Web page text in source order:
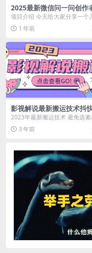
2025最新微信问一问创作
成计划，上手后批量矩阵
200+
项目介绍 今天给大家分享一个
没什么操作门槛的项目，是关
信问一问的，最近开...
1 年前
影视解说最新搬运技术抖
吃 一部手机月入过万【视
程 搬运细节】
2023年最新搬运技术 避免选素
写文案,配音,剪辑，这几步 眼
别人赚钱,...
3 年前